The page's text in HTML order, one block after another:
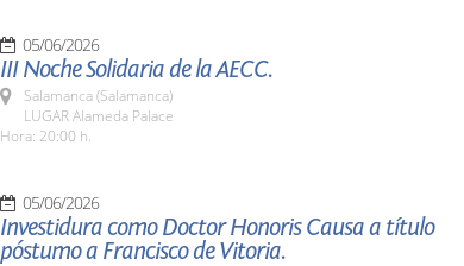
05/06/2026
III Noche Solidaria de la AECC.
Salamanca (Salamanca)
LUGAR Alameda Palace
Hora: 20:00 h.
05/06/2026
Investidura como Doctor Honoris Causa a título
póstumo a Francisco de Vitoria.